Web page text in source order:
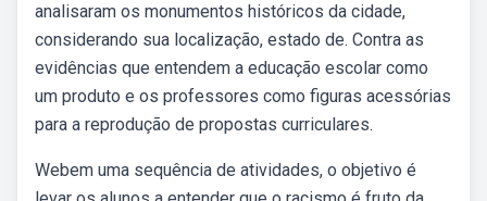
analisaram os monumentos históricos da cidade,
considerando sua localização, estado de. Contra as
evidências que entendem a educação escolar como
um produto e os professores como figuras acessórias
para a reprodução de propostas curriculares.
Webem uma sequência de atividades, o objetivo é